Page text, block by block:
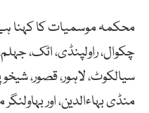
محکمہ موسمیات کا کہنا ہے
چکوال، راولپنڈی، اٹک، جہلم،
سیالکوٹ، لاہور، قصور،
منڈی بہاءالدین، اور